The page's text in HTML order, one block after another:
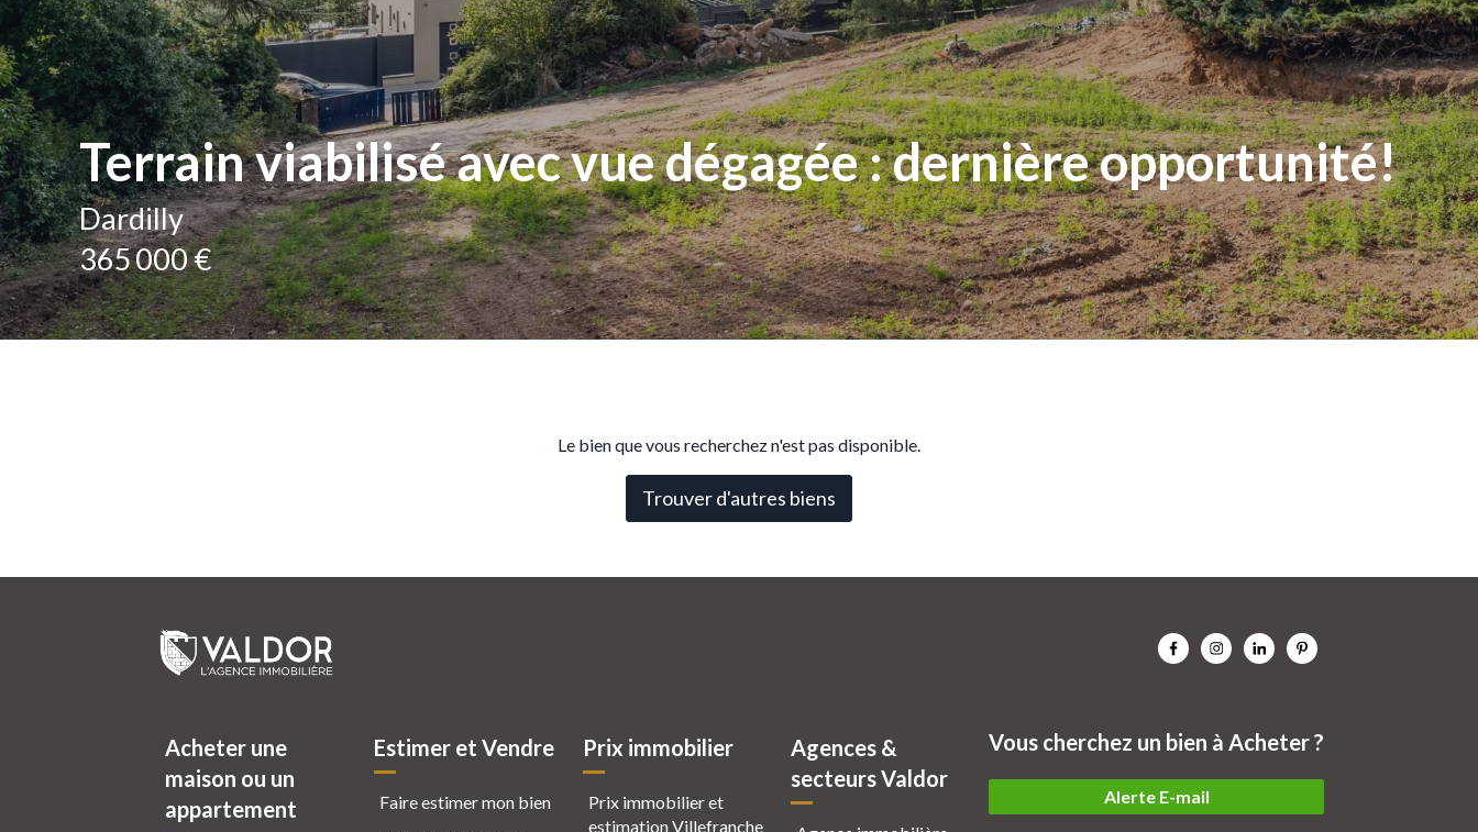
Terrain viabilisé avec vue dégagée : dernière opportunité!
Dardilly
365 000 €
Le bien que vous recherchez n'est pas disponible.
Trouver d'autres biens
Acheter une
maison ou un
appartement
Estimer et Vendre
Faire estimer mon bien
Prix immobilier
Prix immobilier et
estimation Villefranche
Agences &
secteurs Valdor
Vous cherchez un bien à Acheter ?
Alerte E-mail